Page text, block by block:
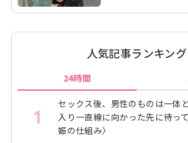
人気記事ランキング
24時間
1
セックス後、男性のものは一体
入り一直線に向かった先に待っ
娠の仕組み〉